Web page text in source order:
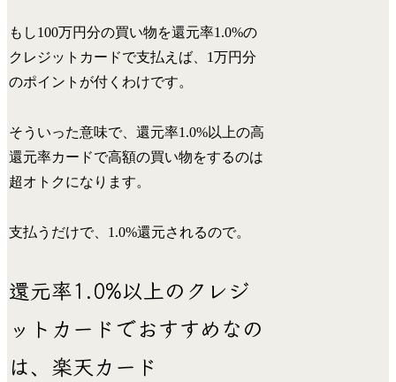
もし100万円分の買い物を還元率1.0%の
クレジットカードで支払えば、1万円分
のポイントが付くわけです。
そういった意味で、還元率1.0%以上の高
還元率カードで高額の買い物をするのは
超オトクになります。
支払うだけで、1.0%還元されるので。
還元率1.0%以上のクレジ
ットカードでおすすめなの
は、楽天カード